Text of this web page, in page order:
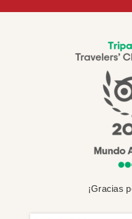
¡Gracias